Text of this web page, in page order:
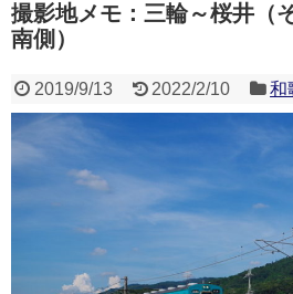
撮影地メモ：三輪～桜井（
南側）
2019/9/13 2022/2/10 和